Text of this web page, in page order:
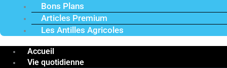
Bons Plans
Articles Premium
Les Antilles Agricoles
Accueil
Vie quotidienne